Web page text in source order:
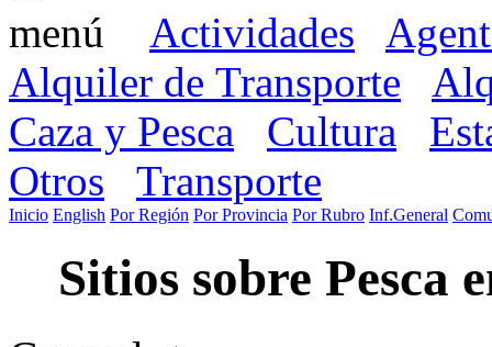
Actividades
Alquiler de Transporte
Caza y Pesca
Cultura
Otros
Transporte
Inicio English Por Región Por Provincia Por Rubro Inf.General
Sitios sobre Pesca